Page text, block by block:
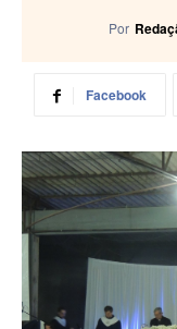
Por
Facebook